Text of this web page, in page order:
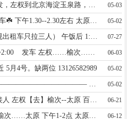
05-03
05-02
07-27
06-03
5月4号。缺两位 13126582989 05-02
05-02
06-21
06-12